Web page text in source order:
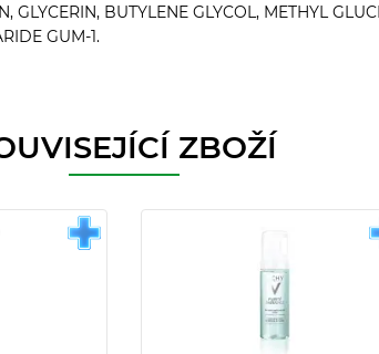
BUTYLENE GLYCOL, METHYL
GUM-1.
ZBOŽÍ